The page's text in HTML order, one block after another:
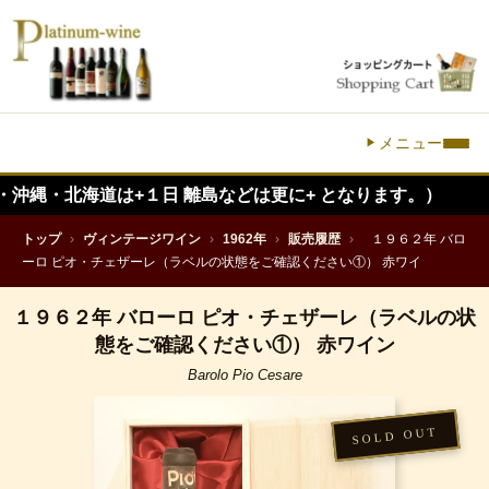
メニュー
は+１日 離島などは更に+ となります。）
トップ › ヴィンテージワイン › 1962年 › 販売履歴 ›
１９６２年 バロ
ーロ ピオ・チェザーレ（ラベルの状態をご確認ください①） 赤ワイ
１９６２年 バローロ ピオ・チェザーレ（ラベルの状
態をご確認ください①） 赤ワイン
Barolo Pio Cesare